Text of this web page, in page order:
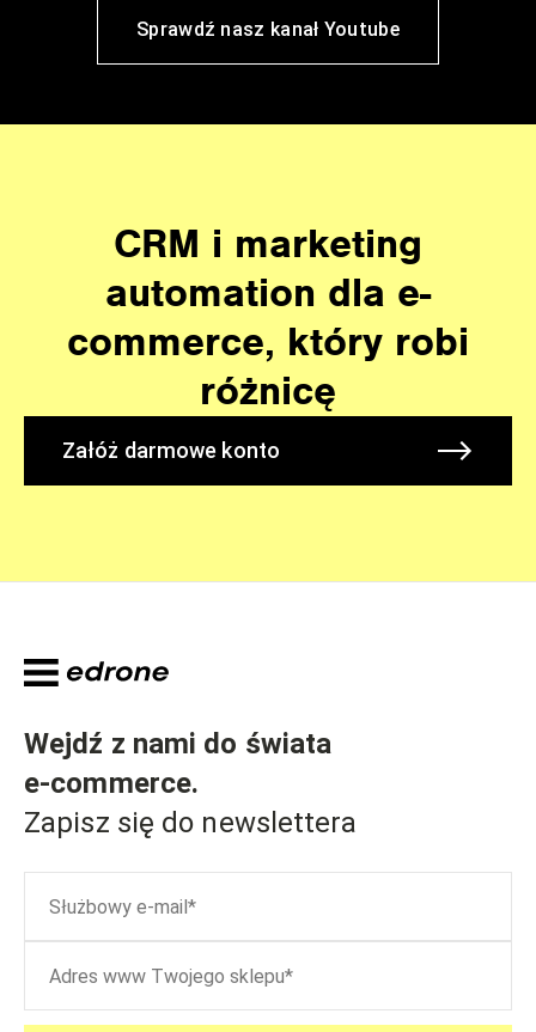
Sprawdź nasz kanał Youtube
CRM i marketing
automation dla e-
commerce, który robi
różnicę
Załóż darmowe konto
Wejdź z nami do świata
e-commerce.
Zapisz się do newslettera